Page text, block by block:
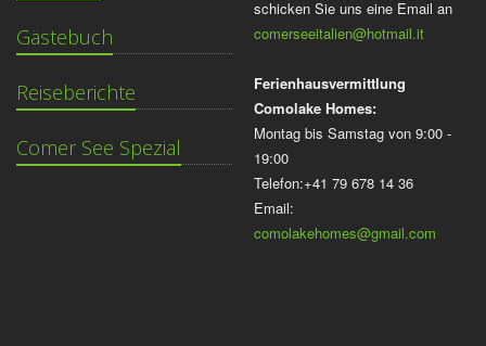
Gästebuch
Reiseberichte
Comer See Spezial
schicken Sie uns eine Email an
comerseeitalien@hotmail.it
Ferienhausvermittlung
Comolake Homes:
Montag bis Samstag von 9:00 -
19:00
Telefon:+41 79 678 14 36
Email:
comolakehomes@gmail.com